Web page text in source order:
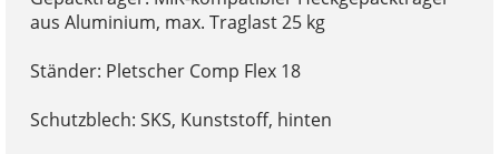
aus Aluminium, max. Traglast 25 kg
Ständer: Pletscher Comp Flex 18
Schutzblech: SKS, Kunststoff, hinten